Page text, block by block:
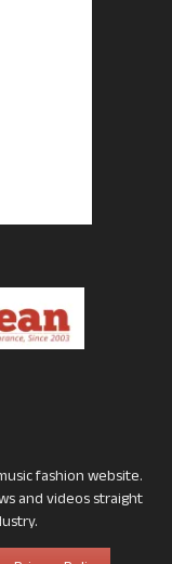
fashion website.
and videos straight